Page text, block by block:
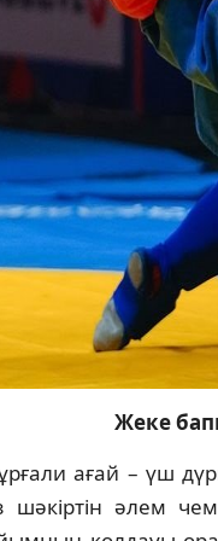
Жеке
ағай – үш
шәкіртін әлем